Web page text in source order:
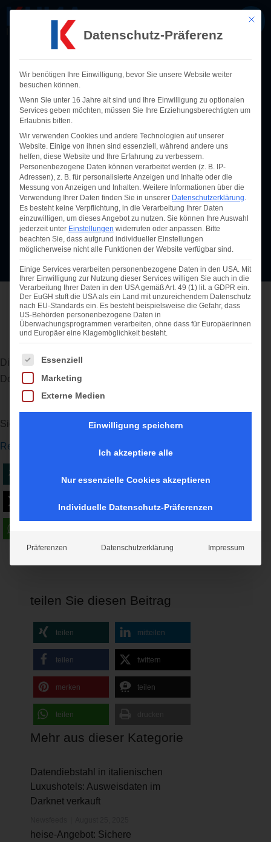
Hacker greifen deutsche
Flughäfen an ZDNet-
Redaktion am Februar 16,
2023 um 10:34 am
Februar 17, 2023 Newsfeeds
Die Webseiten der Flughäfen in Nürnberg, Düsseldorf,
Dortmund und Erfurt-Weimar waren gestört.
​Sicherheit News – ZDNet.de
Read More
teilen Sie diesen Beitrag
teilen mitteilen
teilen twittern
merken teilen
teilen
Mehr aus dieser Kategorie
Datendiebstahl in italienischen
Luxushotels: Ausweisdaten im
Darknet verkauft
heise-Angebot: Sichere
Mit
Datenschutz-Präferenz
Wir benötigen Ihre Einwilligung, bevor Sie unsere Website weiter
besuchen können.
Wenn Sie unter 16 Jahre alt sind und Ihre Einwilligung zu optionalen
Services geben möchten, müssen Sie Ihre Erziehungsberechtigten um
Erlaubnis bitten.
Wir verwenden Cookies und andere Technologien auf unserer
Website. Einige von ihnen sind essenziell, während andere uns
helfen, diese Website und Ihre Erfahrung zu verbessern.
Personenbezogene Daten können verarbeitet werden (z. B. IP-
Adressen), z. B. für personalisierte Anzeigen und Inhalte oder die
Messung von Anzeigen und Inhalten. Weitere Informationen über die
Verwendung Ihrer Daten finden Sie in unserer Datenschutzerklärung.
Es besteht keine Verpflichtung, in die Verarbeitung Ihrer Daten
einzuwilligen, um dieses Angebot zu nutzen. Sie können Ihre Auswahl
jederzeit unter Einstellungen widerrufen oder anpassen. Bitte
beachten Sie, dass aufgrund individueller Einstellungen
möglicherweise nicht alle Funktionen der Website verfügbar sind.
Einige Services verarbeiten personenbezogene Daten in den USA. Mit
Ihrer Einwilligung zur Nutzung dieser Services willigen Sie auch in die
Verarbeitung Ihrer Daten in den USA gemäß Art. 49 (1) lit. a GDPR ein.
Der EuGH stuft die USA als ein Land mit unzureichendem Datenschutz
nach EU-Standards ein. Es besteht beispielsweise die Gefahr, dass
US-Behörden personenbezogene Daten in
Überwachungsprogrammen verarbeiten, ohne dass für Europäerinnen
und Europäer eine Klagemöglichkeit besteht.
Es folgt eine Liste der Service-Gruppen, für die eine
Essenziell
Marketing
Externe Medien
Einwilligung speichern
Ich akzeptiere alle
Nur essenzielle Cookies akzeptieren
Individuelle Datenschutz-Präferenzen
Präferenzen Datenschutzerklärung Impressum